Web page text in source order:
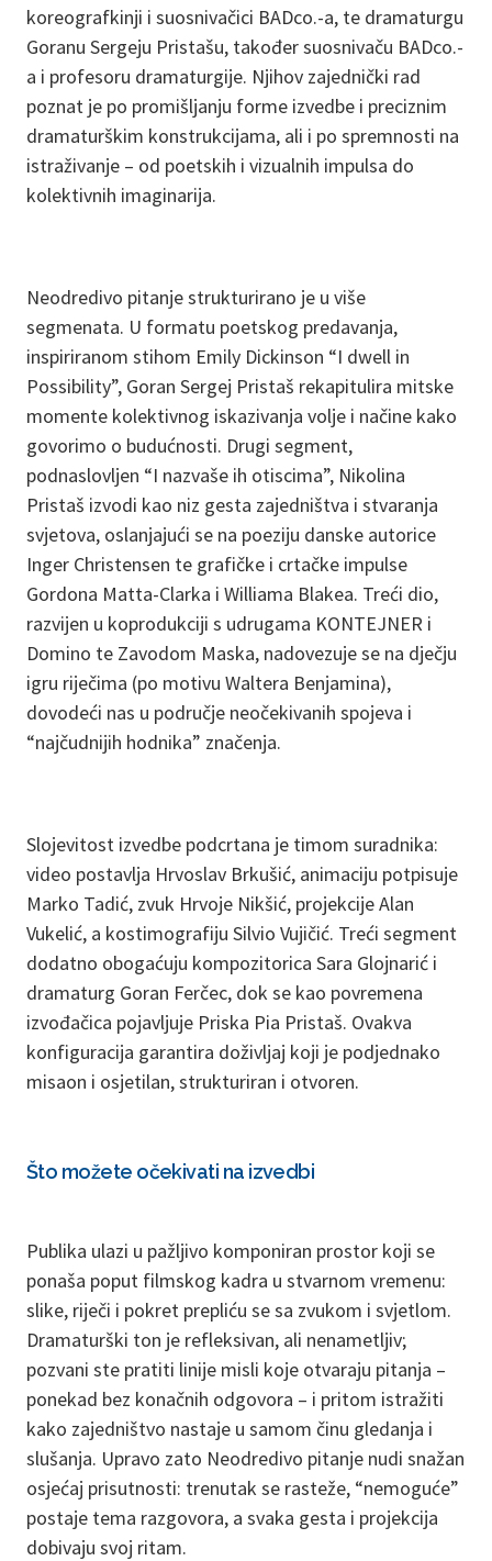
koreografkinji i suosnivačici BADco.-a, te dramaturgu
Goranu Sergeju Pristašu, također suosnivaču BADco.-
a i profesoru dramaturgije. Njihov zajednički rad
poznat je po promišljanju forme izvedbe i preciznim
dramaturškim konstrukcijama, ali i po spremnosti na
istraživanje – od poetskih i vizualnih impulsa do
kolektivnih imaginarija.
Neodredivo pitanje strukturirano je u više
segmenata. U formatu poetskog predavanja,
inspiriranom stihom Emily Dickinson “I dwell in
Possibility”, Goran Sergej Pristaš rekapitulira mitske
momente kolektivnog iskazivanja volje i načine kako
govorimo o budućnosti. Drugi segment,
podnaslovljen “I nazvaše ih otiscima”, Nikolina
Pristaš izvodi kao niz gesta zajedništva i stvaranja
svjetova, oslanjajući se na poeziju danske autorice
Inger Christensen te grafičke i crtačke impulse
Gordona Matta-Clarka i Williama Blakea. Treći dio,
razvijen u koprodukciji s udrugama KONTEJNER i
Domino te Zavodom Maska, nadovezuje se na dječju
igru riječima (po motivu Waltera Benjamina),
dovodeći nas u područje neočekivanih spojeva i
“najčudnijih hodnika” značenja.
Slojevitost izvedbe podcrtana je timom suradnika:
video postavlja Hrvoslav Brkušić, animaciju potpisuje
Marko Tadić, zvuk Hrvoje Nikšić, projekcije Alan
Vukelić, a kostimografiju Silvio Vujičić. Treći segment
dodatno obogaćuju kompozitorica Sara Glojnarić i
dramaturg Goran Ferčec, dok se kao povremena
izvođačica pojavljuje Priska Pia Pristaš. Ovakva
konfiguracija garantira doživljaj koji je podjednako
misaon i osjetilan, strukturiran i otvoren.
Što možete očekivati na izvedbi
Publika ulazi u pažljivo komponiran prostor koji se
ponaša poput filmskog kadra u stvarnom vremenu:
slike, riječi i pokret prepliću se sa zvukom i svjetlom.
Dramaturški ton je refleksivan, ali nenametljiv;
pozvani ste pratiti linije misli koje otvaraju pitanja –
ponekad bez konačnih odgovora – i pritom istražiti
kako zajedništvo nastaje u samom činu gledanja i
slušanja. Upravo zato Neodredivo pitanje nudi snažan
osjećaj prisutnosti: trenutak se rasteže, “nemoguće”
postaje tema razgovora, a svaka gesta i projekcija
dobivaju svoj ritam.